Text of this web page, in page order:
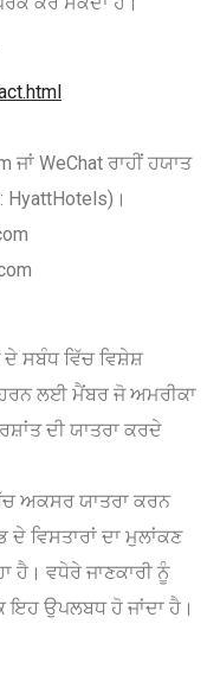
ਜਾਂ WeChat ਰਾਹੀਂ ਹਯਾਤ
ਦੇ ਸਬੰਧ ਵਿੱਚ ਵਿਸ਼ੇਸ਼
ਲਈ ਮੈਂਬਰ ਜੋ ਅਮਰੀਕਾ
ਦੀ ਯਾਤਰਾ ਕਰਦੇ
ਅਕਸਰ ਯਾਤਰਾ ਕਰਨ
ਵਿਸਤਾਰਾਂ ਦਾ ਮੁਲਾਂਕਣ
ਹੈ। ਵਧੇਰੇ ਜਾਣਕਾਰੀ ਨੂੰ
ਇਹ ਉਪਲਬਧ ਹੋ ਜਾਂਦਾ ਹੈ।